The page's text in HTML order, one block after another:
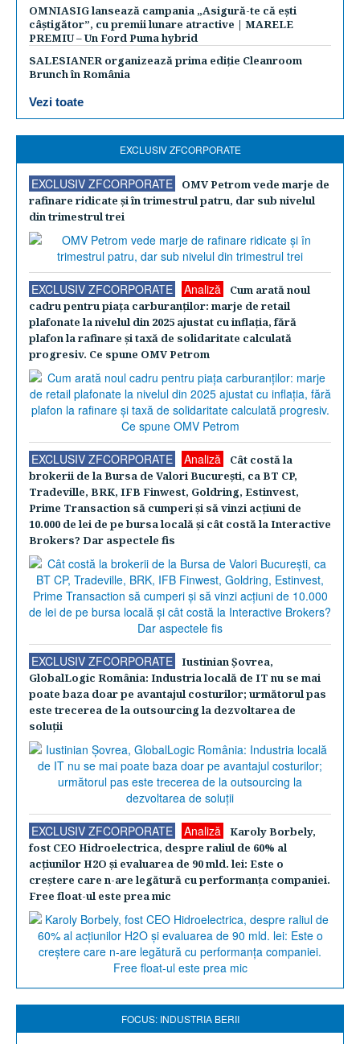
OMNIASIG lansează campania „Asigură-te că ești
câștigător”, cu premii lunare atractive | MARELE
PREMIU – Un Ford Puma hybrid
SALESIANER organizează prima ediție Cleanroom
Brunch în România
Vezi toate
EXCLUSIV ZFCORPORATE
EXCLUSIV ZFCORPORATE
OMV Petrom vede marje de
rafinare ridicate şi în trimestrul patru, dar sub nivelul
din trimestrul trei
EXCLUSIV ZFCORPORATE Analiză
Cum arată noul
cadru pentru piaţa carburanţilor: marje de retail
plafonate la nivelul din 2025 ajustat cu inflaţia, fără
plafon la rafinare şi taxă de solidaritate calculată
progresiv. Ce spune OMV Petrom
EXCLUSIV ZFCORPORATE Analiză
Cât costă la
brokerii de la Bursa de Valori Bucureşti, ca BT CP,
Tradeville, BRK, IFB Finwest, Goldring, Estinvest,
Prime Transaction să cumperi şi să vinzi acţiuni de
10.000 de lei de pe bursa locală şi cât costă la Interactive
Brokers? Dar aspectele fis
EXCLUSIV ZFCORPORATE
Iustinian Şovrea,
GlobalLogic România: Industria locală de IT nu se mai
poate baza doar pe avantajul costurilor; următorul pas
este trecerea de la outsourcing la dezvoltarea de
soluţii
EXCLUSIV ZFCORPORATE Analiză
Karoly Borbely,
fost CEO Hidroelectrica, despre raliul de 60% al
acţiunilor H2O şi evaluarea de 90 mld. lei: Este o
creştere care n-are legătură cu performanţa companiei.
Free float-ul este prea mic
FOCUS: INDUSTRIA BERII